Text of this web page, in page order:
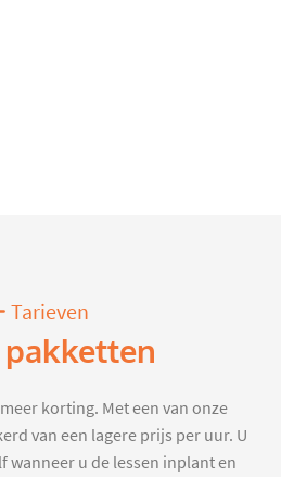
Tarieven
pakketten
korting. Met een van onze
van een lagere prijs per uur. U
wanneer u de lessen inplant en